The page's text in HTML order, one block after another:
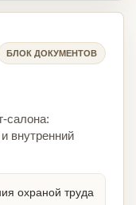
БЛОК ДОКУМЕНТОВ
салона:
внутренний
охраной труда